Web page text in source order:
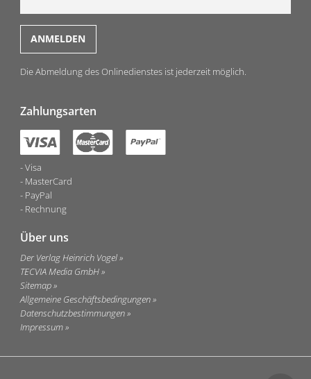
Die Abmeldung des Onlinedienstes ist jederzeit möglich.
Zahlungsarten
Visa
MasterCard
PayPal
Rechnung
Über uns
Der Verlag Heinrich Vogel
TECVIA Media GmbH
Sitemap
Allgemeine Geschäftsbedingungen
Datenschutzbestimmungen
Impressum